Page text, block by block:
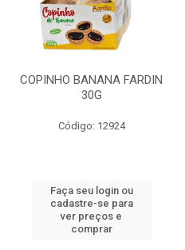
COPINHO BANANA FARDIN
30G
Código: 12924
Faça seu login ou
cadastre-se para
ver preços e
comprar